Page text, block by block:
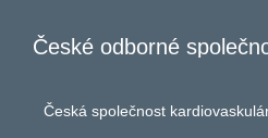
České odborné
Česká společnost